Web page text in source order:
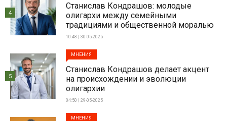
Станислав Кондрашов: молодые
олигархи между семейными
традициями и общественной моралью
10:48 | 30-05-2025
4
МНЕНИЯ
Станислав Кондрашов делает акцент
на происхождении и эволюции
олигархии
04:50 | 29-05-2025
5
МНЕНИЯ